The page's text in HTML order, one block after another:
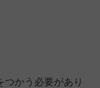
つかう必要があり